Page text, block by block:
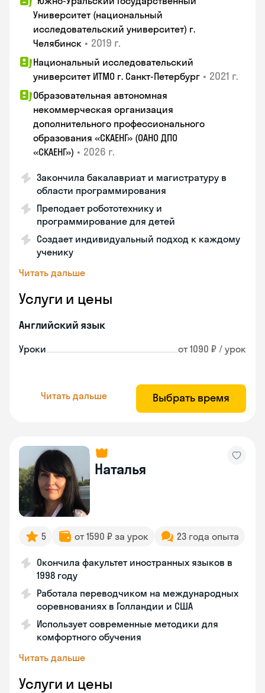
Университет (национальный
исследовательский университет) г.
Челябинск • 2019 г.
Национальный исследовательский
университет ИТМО г. Санкт-Петербург • 2021 г.
Образовательная автономная
некоммерческая организация
дополнительного профессионального
образования «СКАЕНГ» (ОАНО ДПО
«СКАЕНГ») • 2026 г.
Закончила бакалавриат и магистратуру в
области программирования
Преподает робототехнику и
программирование для детей
Создает индивидуальный подход к каждому
ученику
Читать дальше
Услуги и цены
Английский язык
Уроки от 1090 ₽ / урок
Читать дальше Выбрать время
Наталья
5 от 1590 ₽ за урок 23 года опыта
Окончила факультет иностранных языков в
1998 году
Работала переводчиком на международных
соревнованиях в Голландии и США
Использует современные методики для
комфортного обучения
Читать дальше
Услуги и цены